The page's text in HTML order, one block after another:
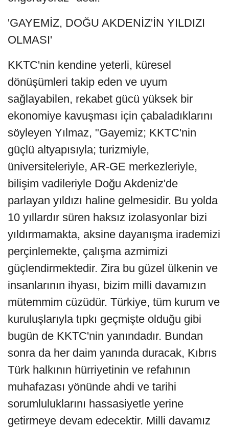
'GAYEMİZ, DOĞU AKDENİZ'İN YILDIZI
OLMASI'
KKTC'nin kendine yeterli, küresel
dönüşümleri takip eden ve uyum
sağlayabilen, rekabet gücü yüksek bir
ekonomiye kavuşması için çabaladıklarını
söyleyen Yılmaz, "Gayemiz; KKTC'nin
güçlü altyapısıyla; turizmiyle,
üniversiteleriyle, AR-GE merkezleriyle,
bilişim vadileriyle Doğu Akdeniz'de
parlayan yıldızı haline gelmesidir. Bu yolda
10 yıllardır süren haksız izolasyonlar bizi
yıldırmamakta, aksine dayanışma irademizi
perçinlemekte, çalışma azmimizi
güçlendirmektedir. Zira bu güzel ülkenin ve
insanlarının ihyası, bizim milli davamızın
mütemmim cüzüdür. Türkiye, tüm kurum ve
kuruluşlarıyla tıpkı geçmişte olduğu gibi
bugün de KKTC'nin yanındadır. Bundan
sonra da her daim yanında duracak, Kıbrıs
Türk halkının hürriyetinin ve refahının
muhafazası yönünde ahdi ve tarihi
sorumluluklarını hassasiyetle yerine
getirmeye devam edecektir. Milli davamız